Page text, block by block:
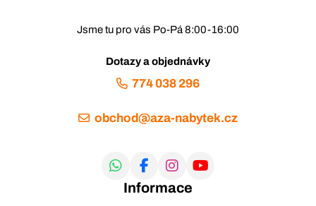
Jsme tu pro vás Po-Pá 8:00-16:00
Dotazy a objednávky
774 038 296
obchod@aza-nabytek.cz
Informace